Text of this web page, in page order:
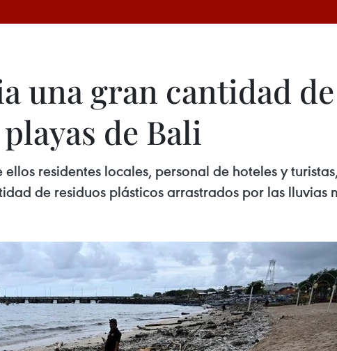
una gran cantidad
de Bali
residentes locales, personal de hoteles y
de residuos plásticos arrastrados por las lluvias